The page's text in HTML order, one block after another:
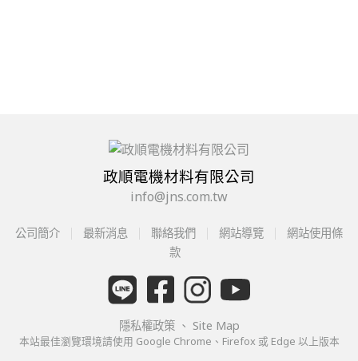
政順電機材料有限公司
info@jns.com.tw
公司簡介 最新消息 聯絡我們 網站導覽
網站使用條
款
隱私權政策 、 Site Map
本站最佳瀏覽環境請使用 Google Chrome、Firefox 或 Edge 以上版本